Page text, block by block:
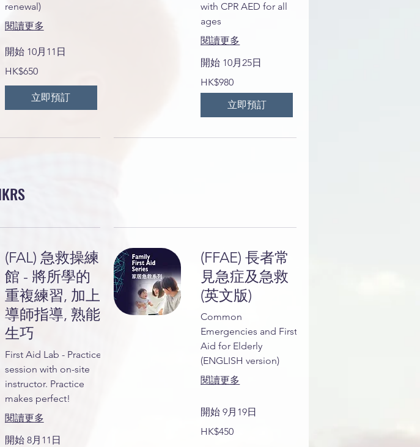
renewal)
閱讀更多
開始 10月11日
港
HK$650
立即預訂
with CPR AED for all
ages
閱讀更多
開始 10月25日
港
元
HK$980
立即預訂
(FAL) 急救操練
館 - 將所學的
重複練習, 加上
導師指導, 熟能
生巧
First Aid Lab - Practice
session with on-site
instructor. Practice
makes perfect!
閱讀更多
開始 8月11日
(FFAE) 長者常
見急症及急救
(英文版)
Common
Emergencies and First
Aid for Elderly
(ENGLISH version)
閱讀更多
開始 9月19日
港
HK$450